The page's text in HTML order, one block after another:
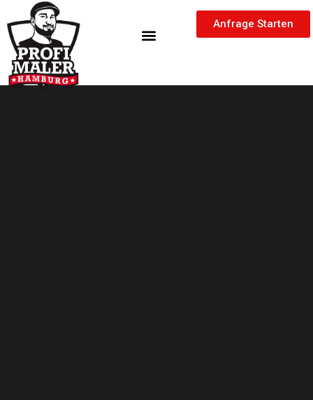
springen
Inhalt
springen
Anfrage Starten